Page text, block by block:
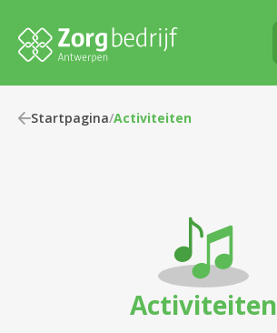
Startpagina/Activiteiten
Activiteiten